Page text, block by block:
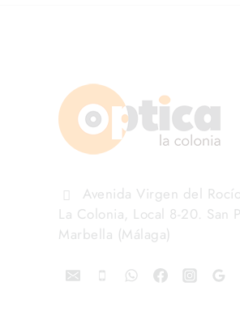
Avenida Virgen del
La Colonia, Local 8-20. San
Marbella (Málaga)